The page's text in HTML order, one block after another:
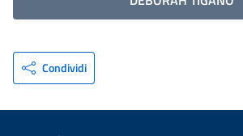
Condividi